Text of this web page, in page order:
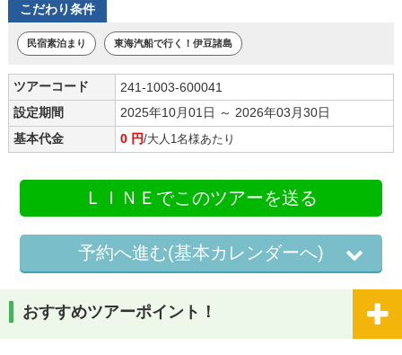
こだわり条件
民宿素泊まり 東海汽船で行く！伊豆諸島
ツアーコード
241-1003-600041
設定期間
2025年10月01日 ～ 2026年03月30日
基本代金
0 円/大人1名様あたり
ＬＩＮＥでこのツアーを送る
予約へ進む(基本カレンダーへ)
おすすめツアーポイント！